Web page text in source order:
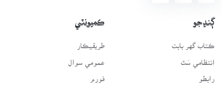
ڳنڍجو
ڪتاب گهر بابت
انتظامي سَٿ
رابطو
ڪميونٽي
طريقيڪار
عمومي سوال
فورم